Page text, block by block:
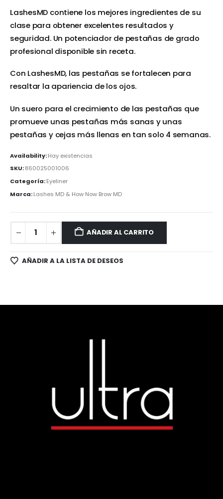
LashesMD contiene los mejores ingredientes de su
clase para obtener excelentes resultados y
seguridad. Un potenciador de pestañas de grado
profesional disponible sin receta.
Con LashesMD, las pestañas se fortalecen para
resaltar la apariencia de los ojos.
Un suero para el crecimiento de las pestañas que
promueve unas pestañas más sanas y unas
pestañas y cejas más llenas en tan solo 4 semanas.
Availability:Hay existencias
SKU:860025001006
Categoría:Eyeliner
Marca:Lashes MD & How Now Brow MD
AÑADIR AL CARRITO
AÑADIR A LA LISTA DE DESEOS